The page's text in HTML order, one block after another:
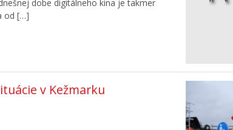
dobe digitálneho kina je takmer
od […]
v Kežmarku